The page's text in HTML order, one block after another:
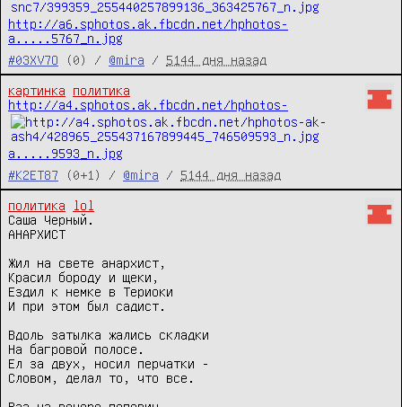
http://a6.sphotos.ak.fbcdn.net/hphotos-
a.....5767_n.jpg
#03XV7O
(0) / @mira / 5144 дня назад
картинка
политика
http://a4.sphotos.ak.fbcdn.net/hphotos-
a.....9593_n.jpg
#K2ET87
(0+1) / @mira / 5144 дня назад
политика
lol
Саша Черный.
АНАРХИСТ
Жил на свете анархист,
Красил бороду и щеки,
Ездил к немке в Териоки
И при этом был садист.
Вдоль затылка жались складки
На багровой полосе.
Ел за двух, носил перчатки -
Словом, делал то, что все.